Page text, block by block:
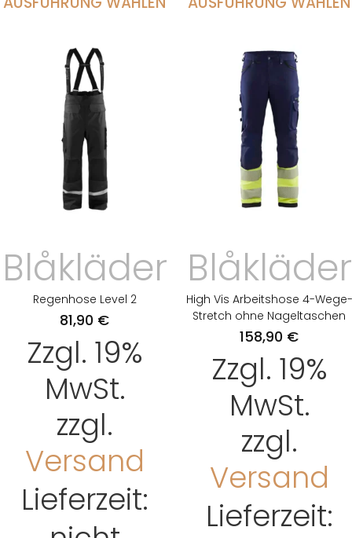
Blåkläder
Regenhose Level 2
81,90 €
Zzgl. 19%
MwSt.
zzgl.
Versand
Lieferzeit:
Blåkläder
High Vis Arbeitshose 4-Wege-
Stretch ohne Nageltaschen
158,90 €
Zzgl. 19%
MwSt.
zzgl.
Versand
Lieferzeit: